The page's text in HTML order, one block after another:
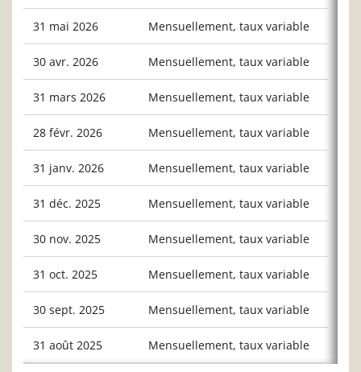
31 mai 2026 Mensuellement, taux variable
30 avr. 2026 Mensuellement, taux variable
31 mars 2026 Mensuellement, taux variable
28 févr. 2026 Mensuellement, taux variable
31 janv. 2026 Mensuellement, taux variable
31 déc. 2025 Mensuellement, taux variable
30 nov. 2025 Mensuellement, taux variable
31 oct. 2025 Mensuellement, taux variable
30 sept. 2025 Mensuellement, taux variable
31 août 2025 Mensuellement, taux variable